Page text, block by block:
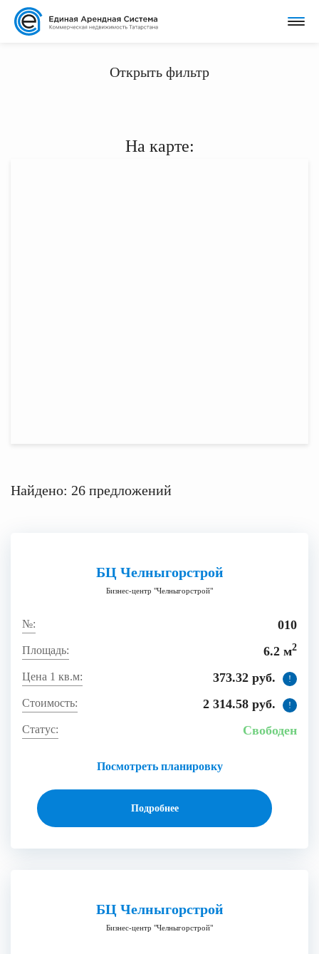
Открыть фильтр
На карте:
Найдено: 26 предложений
БЦ Челныгорстрой
Бизнес-центр "Челныгорстрой"
010
6.2 м2
373.32 руб. !
2 314.58 руб. !
Посмотреть планировку
Свободен
Подробнее
БЦ Челныгорстрой
Бизнес-центр "Челныгорстрой"